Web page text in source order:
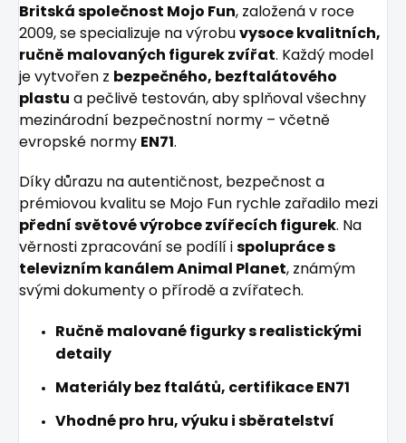
Britská společnost Mojo Fun, založená v roce
2009, se specializuje na výrobuvysoce kvalitních,
ručně malovaných figurek zvířat. Každý model
je vytvořen z bezpečného, bezftalátového
plastu a pečlivě testován, aby splňoval všechny
mezinárodní bezpečnostní normy – včetně
evropské normy EN71.
Díky důrazu na autentičnost, bezpečnost a
prémiovou kvalitu se Mojo Fun rychle zařadilo mezi
přední světové výrobce zvířecích figurek. Na
věrnosti zpracování se podílí ispolupráce s
televizním kanálem Animal Planet, známým
svými dokumenty o přírodě a zvířatech.
Ručně malované figurky s realistickými
detaily
Materiály bez ftalátů, certifikace EN71
Vhodné pro hru, výuku i sběratelství